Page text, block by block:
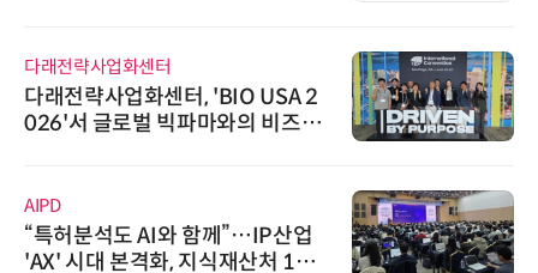
다래전략사업화센터
다래전략사업화센터, 'BIO USA 2
026'서 글로벌 빅파마와의 비즈니
AIPD
“특허분석도 AI와 함께”…IP산업
'AX' 시대 본격화, 지식재산처 1호